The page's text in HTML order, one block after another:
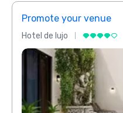
Promote your venue
Hotel de lujo